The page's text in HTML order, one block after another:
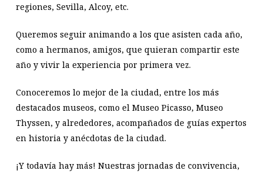
regiones, Sevilla, Alcoy, etc.
Queremos seguir animando a los que asisten cada año,
como a hermanos, amigos, que quieran compartir este
año y vivir la experiencia por primera vez.
Conoceremos lo mejor de la ciudad, entre los más
destacados museos, como el Museo Picasso, Museo
Thyssen, y alrededores, acompañados de guías expertos
en historia y anécdotas de la ciudad.
¡Y todavía hay más! Nuestras jornadas de convivencia,